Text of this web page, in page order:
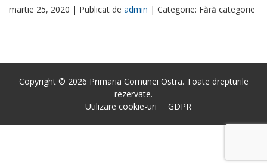
martie 25, 2020 | Publicat de admin | Categorie: Fără categorie
Copyright © 2026 Primaria Comunei Ostra. Toate drepturile
rezervate.
Utilizare cookie-uri
GDPR